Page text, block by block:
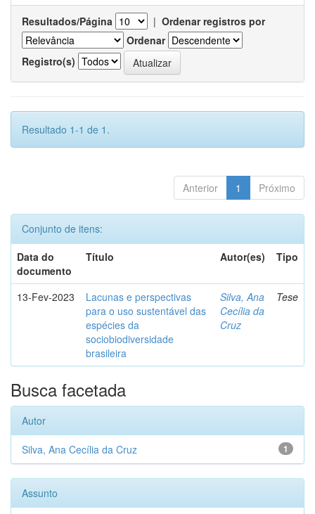
Resultados/Página | Ordenar registros por
Ordenar
Registro(s)
Resultado 1-1 de 1.
Anterior 1 Próximo
Conjunto de itens:
Data do
documento
Título Autor(es) Tipo
13-Fev-2023
Lacunas e perspectivas
para o uso sustentável das
espécies da
sociobiodiversidade
brasileira
Silva, Ana
Cecília da
Cruz
Tese
Busca facetada
Autor
1
Silva, Ana Cecília da Cruz
Assunto